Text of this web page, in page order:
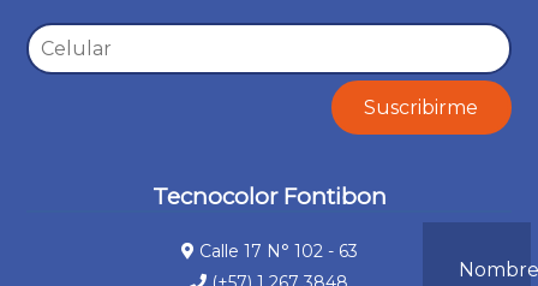
Tecnocolor Fontibon
Calle 17 N° 102 - 63